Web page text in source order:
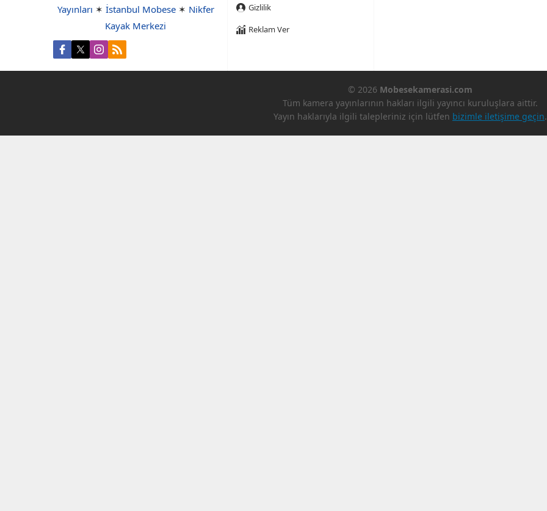
Yayınları ✶ İstanbul Mobese✶ Nikfer
Kayak Merkezi
Gizlilik
Reklam Ver
© 2026 Mobesekamerasi.com
Tüm kamera yayınlarının hakları ilgili yayıncı kuruluşlara aittir.
Yayın haklarıyla ilgili talepleriniz için lütfen bizimle iletişime geçin.